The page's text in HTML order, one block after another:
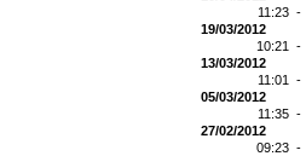
11:23 -
19/03/2012
10:21 -
13/03/2012
11:01 -
05/03/2012
11:35 -
27/02/2012
09:23 -